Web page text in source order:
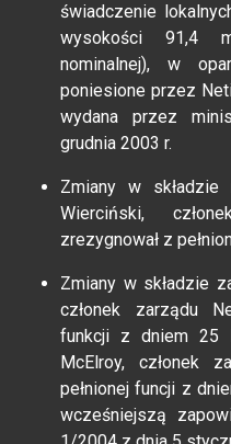
świadczenie
wysokości 91,4
nominalnej), w
poniesione przez
wydana przez
grudnia 2003 r.
Zmiany w składzie
Wierciński,
zrezygnował z
Zmiany w składzie
członek zarządu
funkcji z dniem 25
McElroy, członek
pełnionej funcji z
wcześniejszą